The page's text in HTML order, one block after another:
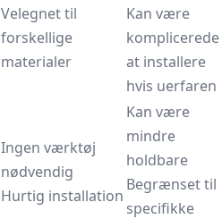
Velegnet til
forskellige
materialer
Kan være
komplicerede
at installere
hvis uerfaren
Ingen værktøj
nødvendig
Hurtig installation
Kan være
mindre
holdbare
Begrænset til
specifikke